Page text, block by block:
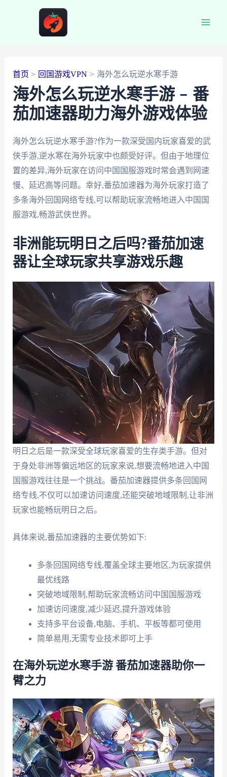
首页 回国游戏VPN 海外怎么玩逆水寒手游
海外怎么玩逆水寒手游 – 番
茄加速器助力海外游戏体验
海外怎么玩逆水寒手游?作为一款深受国内玩家喜爱的武
侠手游,逆水寒在海外玩家中也颇受好评。但由于地理位
置的差异,海外玩家在访问中国国服游戏时常会遇到网速
慢、延迟高等问题。幸好,番茄加速器为海外玩家打造了
多条海外回国网络专线,可以帮助玩家流畅地进入中国国
服游戏,畅游武侠世界。
非洲能玩明日之后吗?番茄加速
器让全球玩家共享游戏乐趣
明日之后是一款深受全球玩家喜爱的生存类手游。但对
于身处非洲等偏远地区的玩家来说,想要流畅地进入中国
国服游戏往往是一个挑战。番茄加速器提供多条回国网
络专线,不仅可以加速访问速度,还能突破地域限制,让非洲
玩家也能畅玩明日之后。
具体来说,番茄加速器的主要优势如下:
多条回国网络专线,覆盖全球主要地区,为玩家提供
最优线路
突破地域限制,帮助玩家流畅访问中国国服游戏
加速访问速度,减少延迟,提升游戏体验
支持多平台设备,电脑、手机、平板等都可使用
简单易用,无需专业技术即可上手
在海外玩逆水寒手游 番茄加速器助你一
臂之力